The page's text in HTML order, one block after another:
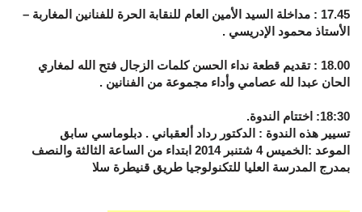
17.45 : مداخلة السيد الأمين العام للنقابة الحرة للفنانين المغاربة –
الأستاذ محمود الإدريسي .
18.00 : تقديم قطعة نداء الحسن كلمات الزجال فتح الله لمغاري
الحان عبدا لله عصامي وأداء مجموعة من الفنانين .
18:30: اختتام الندوة.
تسيير هذه الندوة : الدكتور رداد ألعقباني . دبلوماسي سابق
الموعد :الخميس 4 شتنبر 2014 ابتداء من الساعة الثالثة والنصف
بمدرج المدرسة العليا للتكنولوجيا طريق قنيطرة سلا